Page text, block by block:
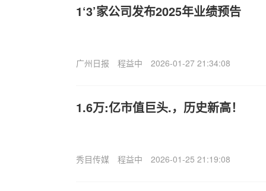
1‘3’家公司发布2025年业绩预告
广州日报 程益中 2026-01-27 21:34:08
1.6万:亿市值巨头.，历史新高！
秀目传媒 程益中 2026-01-25 21:19:08